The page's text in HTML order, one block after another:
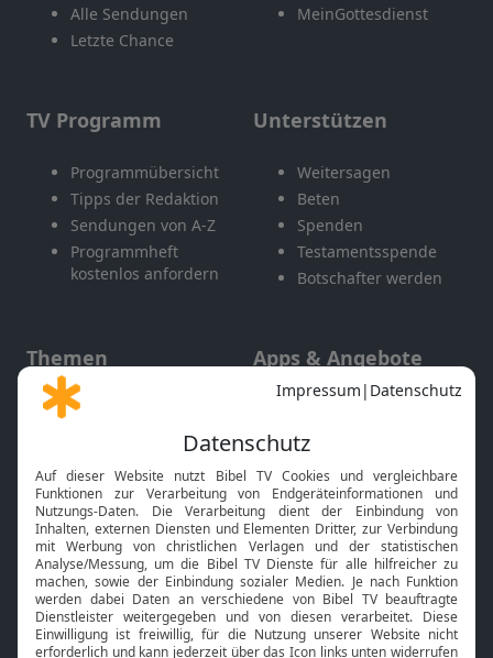
Alle Sendungen
Letzte Chance
MeinGottesdienst
TV Programm
Programmübersicht
Tipps der Redaktion
Sendungen von A-Z
Programmheft
kostenlos anfordern
Unterstützen
Weitersagen
Beten
Spenden
Testamentsspende
Botschafter werden
Themen
Gott und Bibel erklärt
Neuigkeiten
Apps & Angebote
Mobile App
Smart TV
HbbTV
Bibelthek Online-Bibel
Nächster Gottesdienst
Bibel TV Service